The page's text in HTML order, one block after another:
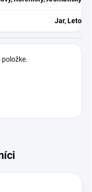
Jar, Leto
položke.